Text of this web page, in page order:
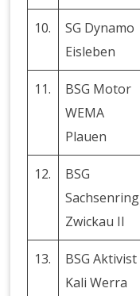
10.
SG Dynamo
Eisleben
11.
BSG Motor
WEMA
Plauen
12.
BSG
Sachsenring
Zwickau II
13.
BSG Aktivist
Kali Werra